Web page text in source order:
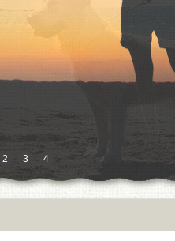
2 3
4